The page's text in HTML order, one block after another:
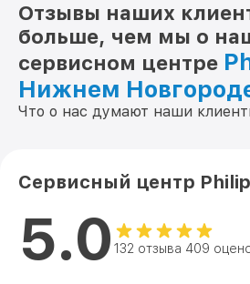
Отзывы наших
больше, чем мы о
сервисном центре
Нижнем
Что о нас думают наши
Сервисный центр
5.0 132 отзыва 409